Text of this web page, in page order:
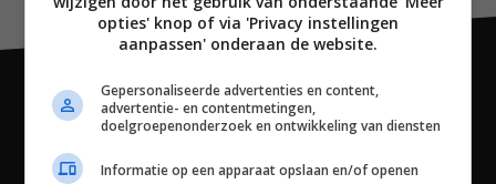
opties' knop of via 'Privacy instellingen
aanpassen' onderaan de website.
Gepersonaliseerde advertenties en content,
advertentie- en contentmetingen,
doelgroepenonderzoek en ontwikkeling van diensten
Informatie op een apparaat opslaan en/of openen